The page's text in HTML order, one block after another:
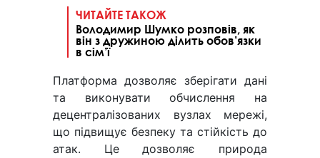
ЧИТАЙТЕ ТАКОЖ
Володимир Шумко розповів, як
він з дружиною ділить обов’язки
в сім’ї
Платформа дозволяє зберігати дані
та виконувати обчислення на
децентралізованих вузлах мережі,
що підвищує безпеку та стійкість до
атак. Це дозволяє природа